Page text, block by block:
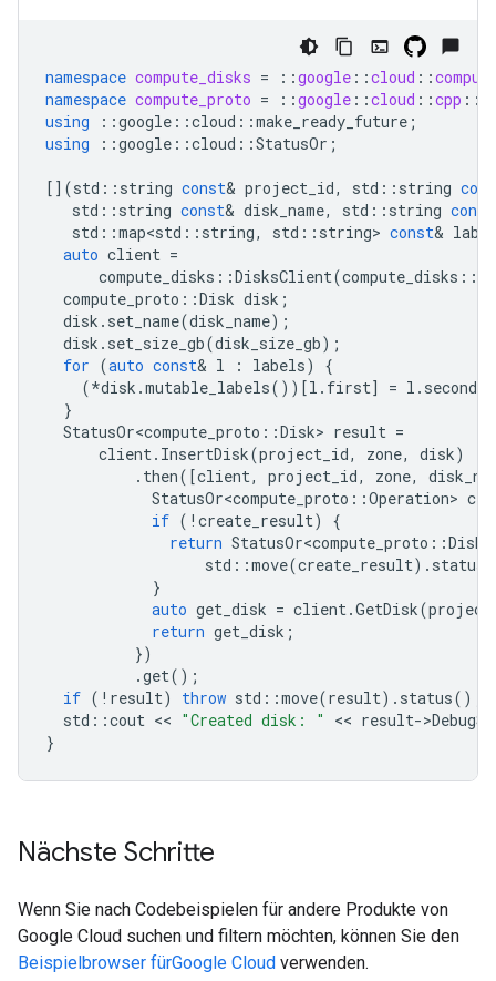
namespace compute_disks = ::google ::cloud ::
namespace compute_proto = ::google ::cloud ::cpp ::
using
::google ::cloud ::make_ready_future ;
using
::google ::cloud ::StatusOr ;
[](std :: string const& project_id, std :: string
std :: string const& disk_name, std :: string const
std ::map<std :: string, std :: string> const&
auto client =
compute_disks ::DisksClient(compute_disks ::
compute_proto ::Disk disk ;
disk . set_name(disk_name);
disk . set_size_gb(disk_size_gb);
for (auto const& l : labels)
{
(*disk .mutable_labels())[l . first] = l . second
}
StatusOr<compute_proto ::Disk> result =
client. InsertDisk(project_id, zone, disk)
. then([client, project_id, zone,
StatusOr<compute_proto ::Operation>
if ( ! create_result)
{
return StatusOr<compute_proto ::Disk
std ::move(create_result). status
}
auto get_disk = client.GetDisk(
return get_disk ;
})
.get();
if ( ! result) throw std ::move(result). status();
std ::cout << "Created disk: " << result->
}
Nächste Schritte
Wenn Sie nach Codebeispielen für andere Produkte von
Google Cloud suchen und filtern möchten, können Sie den
Beispielbrowser fürGoogle Cloud verwenden.